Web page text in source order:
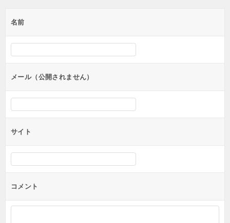
ー
シ
ョ
ン
名前
メール（公開されません）
サイト
コメント